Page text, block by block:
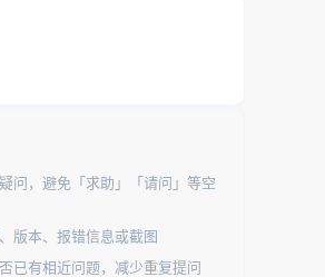
问，避免「求助」「请问」等空
版本、报错信息或截图
已有相近问题，减少重复提问